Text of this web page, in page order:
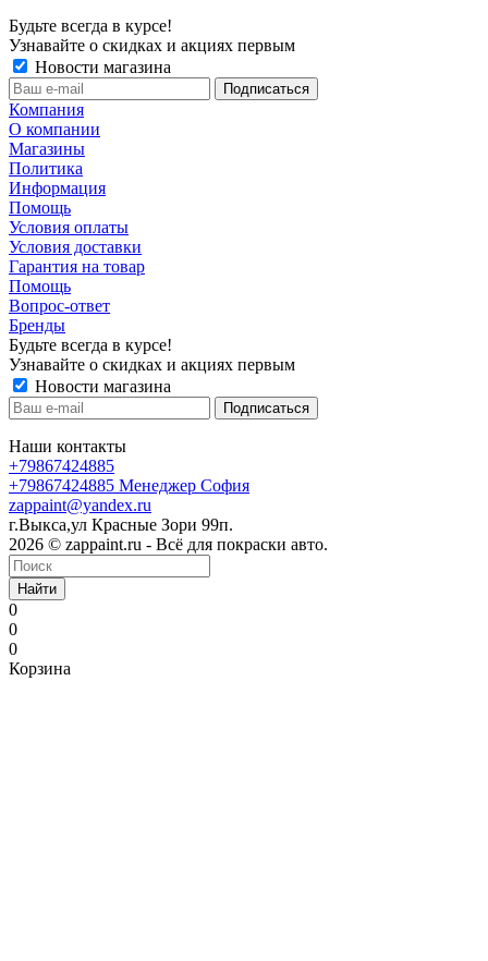
Будьте всегда в курсе!
Узнавайте о скидках и акциях первым
Новости магазина
Компания
О компании
Магазины
Политика
Информация
Помощь
Условия оплаты
Условия доставки
Гарантия на товар
Помощь
Вопрос-ответ
Бренды
Будьте всегда в курсе!
Узнавайте о скидках и акциях первым
Новости магазина
Наши контакты
+79867424885
+79867424885 Менеджер София
zappaint@yandex.ru
г.Выкса,ул Красные Зори 99п.
2026 © zappaint.ru - Всё для покраски авто.
Найти
0
0
0
Корзина